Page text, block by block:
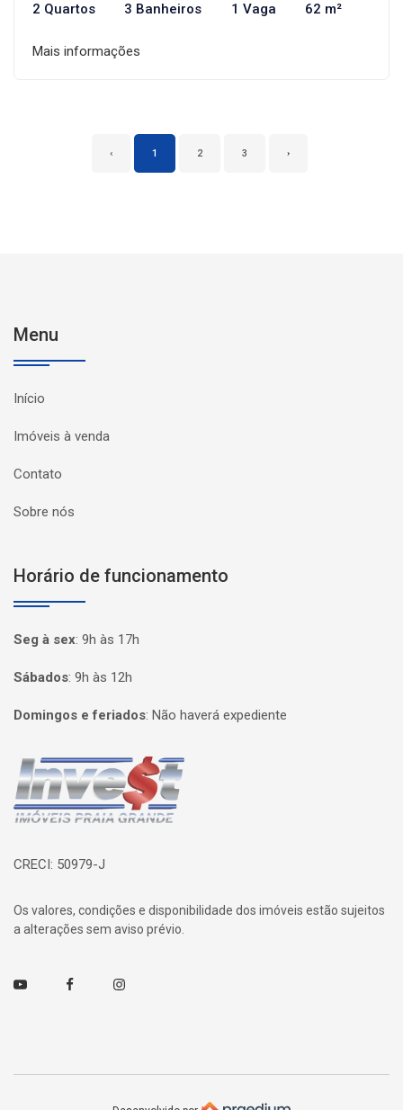
2 Quartos 3 Banheiros 1 Vaga 62 m²
Mais informações
‹ 1 2 3 ›
Menu
Início
Imóveis à venda
Contato
Sobre nós
Horário de funcionamento
Seg à sex: 9h às 17h
Sábados: 9h às 12h
Domingos e feriados: Não haverá expediente
Página inicial
CRECI: 50979-J
Os valores, condições e disponibilidade dos imóveis estão sujeitos
a alterações sem aviso prévio.
Youtube FacebookInstagram